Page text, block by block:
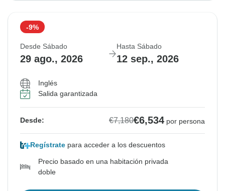
-9%
Desde Sábado
29 ago., 2026
Hasta Sábado
12 sep., 2026
Inglés
Salida garantizada
Desde: €7,180€6,534 por persona
Regístrate para acceder a los descuentos
Precio basado en una habitación privada
doble